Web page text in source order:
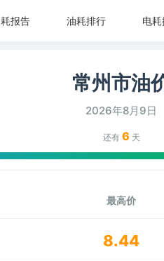
报告 油耗排行 电
常州市油
2026年8月9日
还有 6 天
最高价
8.44